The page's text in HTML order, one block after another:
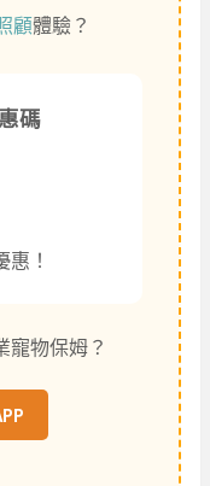
顧體驗？
碼
惠！
寵物保姆？